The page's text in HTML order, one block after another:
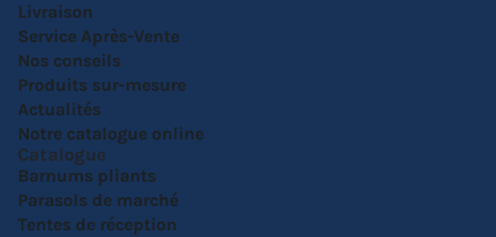
Livraison
Service Après-Vente
Nos conseils
Produits sur-mesure
Actualités
Notre catalogue online
Catalogue
Barnums pliants
Parasols de marché
Tentes de réception